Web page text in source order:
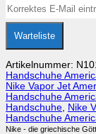
Warteliste
Artikelnummer:
Handschuhe
Nike Vapor Jet
Handschuhe
Handschuhe Nike
Handschuhe
Nike - die griechische